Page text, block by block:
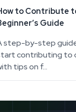
to Contribute
Guide
step-by-step
contributing to
tips on f...